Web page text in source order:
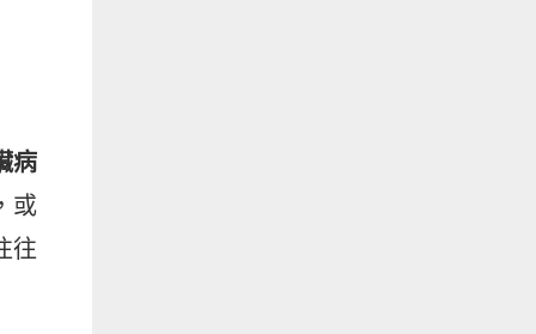
病
或
往